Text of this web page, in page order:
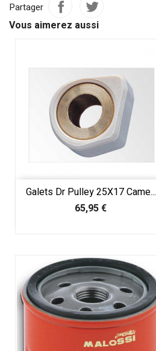
Partager
Vous aimerez aussi
Galets Dr Pulley 25X17 Came...
Prix
65,95 €